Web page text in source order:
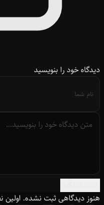
دیدگاه خود را بنویسید
هنوز دیدگاهی ثبت نشده. اولین